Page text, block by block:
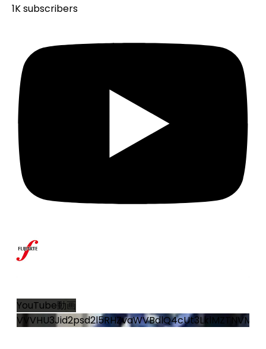
1K subscribers
YouTube動画